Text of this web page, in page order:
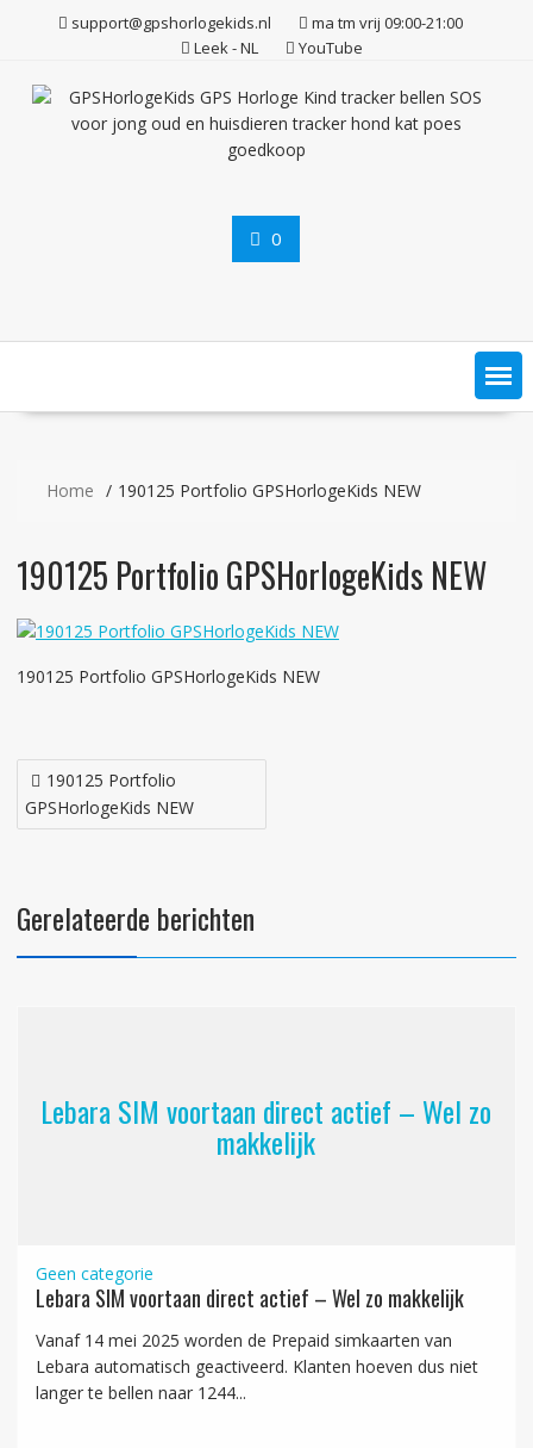
inhoud
support@gpshorlogekids.nl
ma tm vrij 09:00-21:00
Leek - NL
YouTube
0
Home 190125 Portfolio GPSHorlogeKids NEW
190125 Portfolio GPSHorlogeKids NEW
190125 Portfolio GPSHorlogeKids NEW
Bericht
navigatie
190125 Portfolio
GPSHorlogeKids NEW
Gerelateerde berichten
Lebara SIM voortaan direct actief – Wel zo
makkelijk
Geen categorie
Lebara SIM voortaan direct actief – Wel zo makkelijk
Vanaf 14 mei 2025 worden de Prepaid simkaarten van
Lebara automatisch geactiveerd. Klanten hoeven dus niet
langer te bellen naar 1244...